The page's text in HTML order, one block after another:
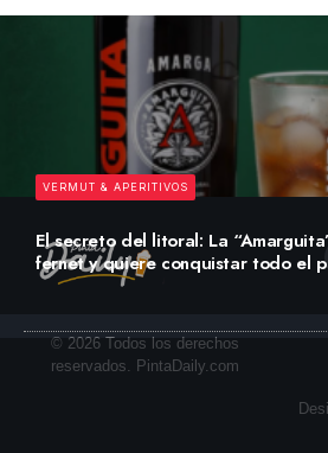
VERMUT & APERITIVOS
El secreto del litoral: La
fernet y quiere conquistar todo el
© 2026 Todos los derechos
reservados. PintaDaily.com